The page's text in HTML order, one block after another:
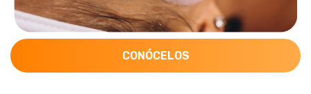
CONÓCELOS